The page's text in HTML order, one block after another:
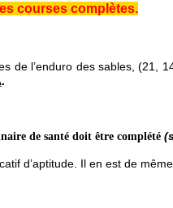
courses complètes.
de l’enduro des sables, (21,
.
de santé doit être complété
d’aptitude. Il en est de